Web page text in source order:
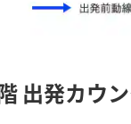
出発カウ